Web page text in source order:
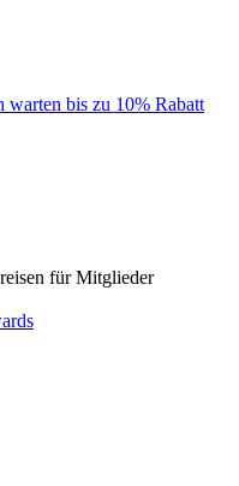
warten bis zu 10% Rabatt
für Mitglieder